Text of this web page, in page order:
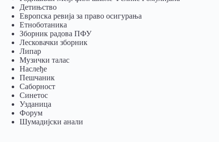
Детињство
Европска ревија за право осигурања
Eтноботаника
Зборник радова ПФУ
Лесковачки зборник
Липар
Музички талас
Наслеђе
Пешчаник
Саборност
Синетос
Узданица
Форум
Шумадијски анали